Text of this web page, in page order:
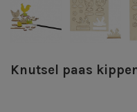
Knutsel paas